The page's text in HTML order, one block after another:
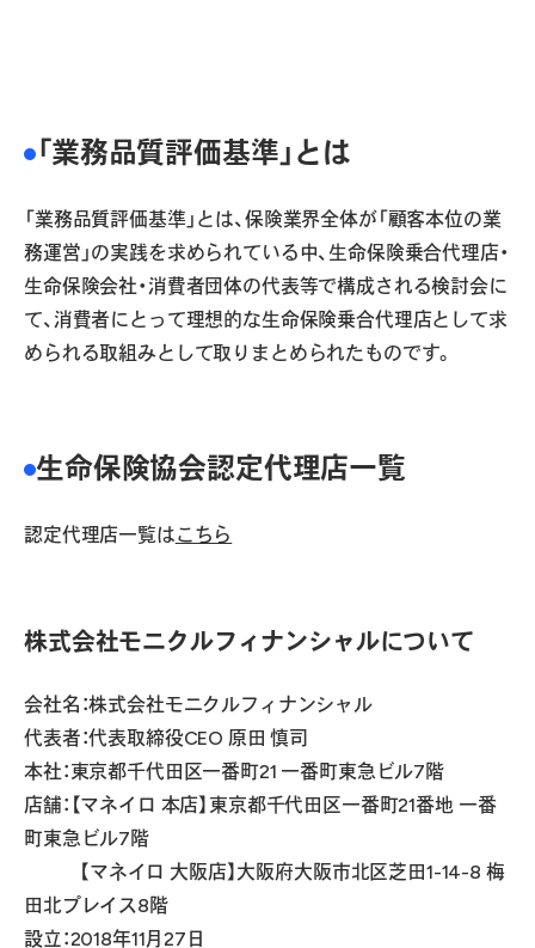
「業務品質評価基準」とは
「業務品質評価基準」とは、保険業界全体が「顧客本位の業
務運営」の実践を求められている中、生命保険乗合代理店・
生命保険会社・消費者団体の代表等で構成される検討会に
て、消費者にとって理想的な生命保険乗合代理店として求
められる取組みとして取りまとめられたものです。
生命保険協会認定代理店一覧
認定代理店一覧はこちら
株式会社モニクルフィナンシャルについて
会社名：株式会社モニクルフィナンシャル
代表者：代表取締役CEO 原田 慎司
本社：東京都千代田区一番町21 一番町東急ビル7階
店舗：【マネイロ 本店】東京都千代田区一番町21番地 一番
町東急ビル7階
【マネイロ 大阪店】大阪府大阪市北区芝田1-14-8 梅
田北プレイス8階
設立：2018年11月27日